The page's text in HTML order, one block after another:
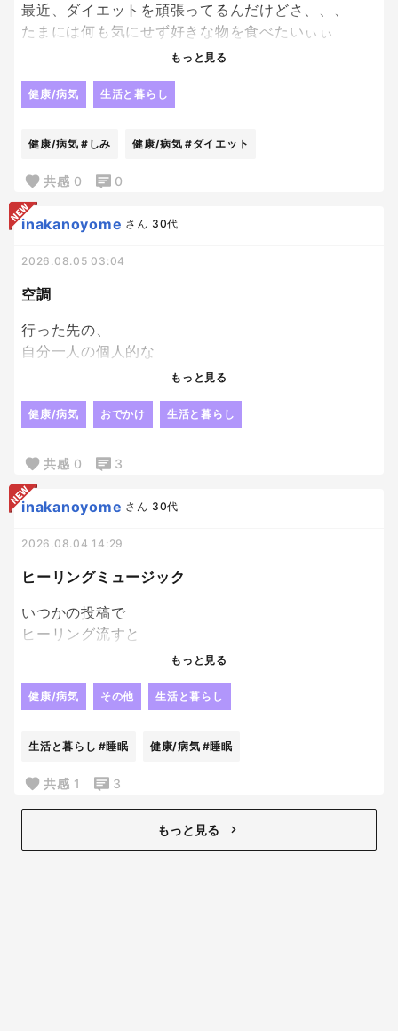
最近、ダイエットを頑張ってるんだけどさ、、、
たまには何も気にせず好きな物を食べたいぃぃ
ダイエットしようと思っても、
辛いぜ〜
無理して我慢するより、楽しみながら続ける方が自
分には合ってる気がするんだけどな〜
もっと見る
健康/病気 生活と暮らし
健康/病気 #しみ 健康/病気 #ダイエット
共感 0 0
空調
inakanoyome さん 30代
2026.08.05 03:04
行った先の、
自分一人の個人的な
暑い寒いでどーにもできない
ずっと鳥肌でやんす。
だけど、
ホットドリンクなし。
お湯でもいい。
ギラギラ太陽出てる
スタッフさん
チラチラ長袖だもんね。
だったら設定上げようよ………。
もっと見る
健康/病気 おでかけ 生活と暮らし
共感 0 3
ヒーリングミュージック
inakanoyome さん 30代
2026.08.04 14:29
いつかの投稿で
ヒーリング流すと
見てから、
不眠向けの
ってのを検索して
流してみてるんだけど、
私が無きゃ寝られなくなった。笑
寝れない寝れない
もっと見る
健康/病気 その他 生活と暮らし
生活と暮らし #睡眠 健康/病気 #睡眠
共感 1 3
もっと見る